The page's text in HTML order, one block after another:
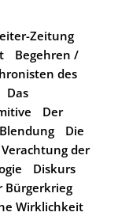
Zeitung
Begehren /
des
Das
Der
Die
der
Diskurs
Bürgerkrieg
Wirklichkeit